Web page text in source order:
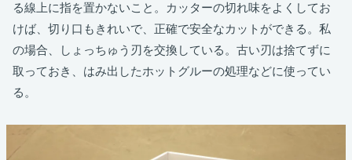
る線上に指を置かないこと。カッターの切れ味をよくしてお
けば、切り口もきれいで、正確で安全なカットができる。私
の場合、しょっちゅう刃を交換している。古い刃は捨てずに
取っておき、はみ出したホットグルーの処理などに使ってい
る。